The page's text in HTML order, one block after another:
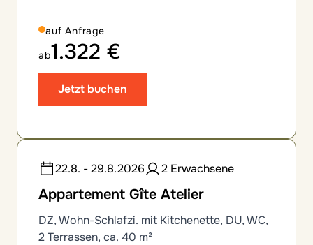
auf Anfrage
ab1.322 €
Jetzt buchen
22.8. - 29.8.2026 2 Erwachsene
Appartement Gîte Atelier
DZ, Wohn-Schlafzi. mit Kitchenette, DU, WC,
2 Terrassen, ca. 40 m²